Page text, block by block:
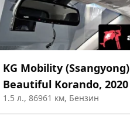
KG Mobility (Ssangyong)
Beautiful Korando, 2020
1.5 л., 86961 км, Бензин